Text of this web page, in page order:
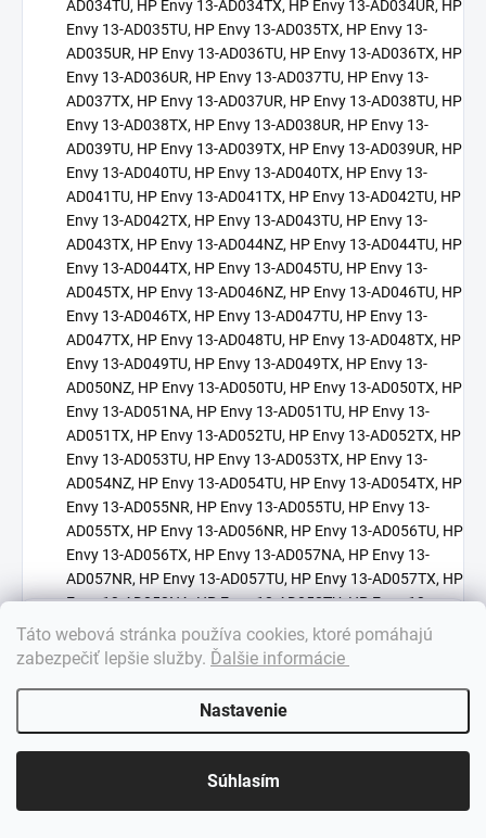
Táto webová stránka používa cookies, ktoré pomáhajú
zabezpečiť lepšie služby. Ďalšie informácie
Nastavenie
Súhlasím
Dobrý deň! 👋 Pomôžem vám nájsť správny diel. Napíšte mi.